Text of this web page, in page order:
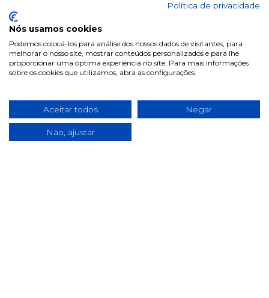
Termos & Condições
Política de privacidade
Política de cookies
Condições de campanhas
Política de privacidade
Nós usamos cookies
Podemos colocá-los para análise dos nossos dados de visitantes, para
melhorar o nosso site, mostrar conteúdos personalizados e para lhe
proporcionar uma óptima experiência no site. Para mais informações
sobre os cookies que utilizamos, abra as configurações.
Aceitar todos Negar
Não, ajustar